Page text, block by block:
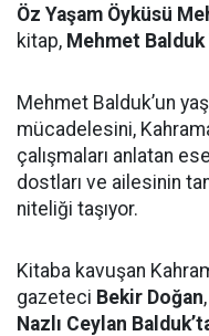
Öz Yaşam Öyküsü
kitap, Mehmet Balduk
Mehmet Balduk’un
mücadelesini,
çalışmaları anlatan
dostları ve ailesinin
niteliği taşıyor.
Kitaba kavuşan
gazeteci Bekir Doğan
Nazlı Ceylan